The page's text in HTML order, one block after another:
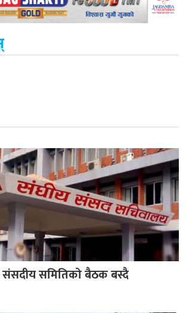
संसदीय समितिको बैठक बस्दै